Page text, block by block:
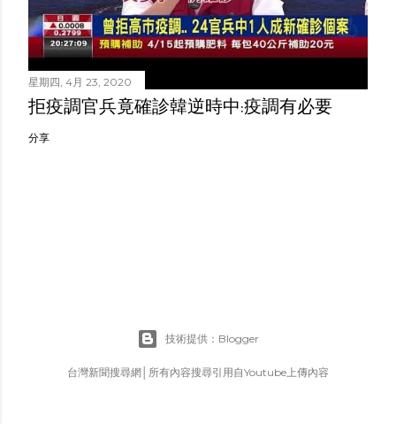
星期四, 4月 23, 2020
拒疫調官兵竟確診韓逆時中:疫調有必要
分享
技術提供：Blogger
台灣新聞搜尋網│所有內容搜尋引用自Youtube上傳內容